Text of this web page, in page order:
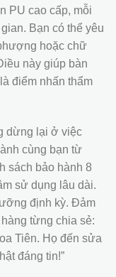
PU cao cấp, mỗi
Bạn có thể yêu
hoặc chữ
này giúp bàn
điểm nhấn thẩm
dừng lại ở việc
cùng bạn từ
sách bảo hành 8
sử dụng lâu dài.
định kỳ. Đảm
từng chia sẻ:
Tiên. Họ đến sửa
đáng tin!”